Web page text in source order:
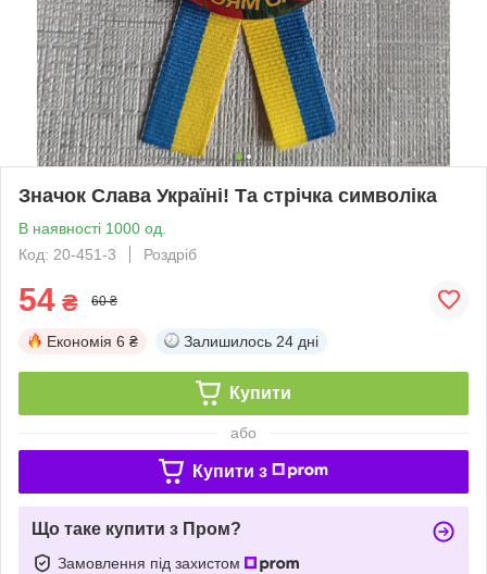
Значок Слава Україні! Та стрічка символіка
В наявності 1000 од.
Код: 20-451-3
Роздріб
54 ₴ 60 ₴
Економія 6 ₴ Залишилось 24 дні
Купити
або
Купити з
Що таке купити з Пром?
Замовлення під захистом